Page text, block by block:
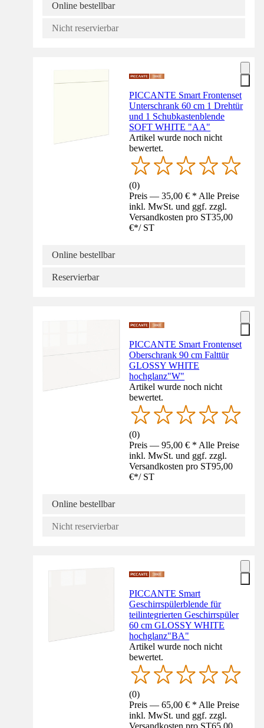
Online bestellbar
Nicht reservierbar
PICCANTE Smart Frontenset
Unterschrank 60 cm 1 Drehtür
und 1 Schubkastenblende
SOFT WHITE "AA"
Artikel wurde noch nicht
bewertet.
(0)
Preis — 35,00 € * Alle Preise
inkl. MwSt. und ggf. zzgl.
Versandkosten pro ST35,00
€*/ ST
Online bestellbar
Reservierbar
PICCANTE Smart Frontenset
Oberschrank 90 cm Falttür
GLOSSY WHITE
hochglanz"W"
Artikel wurde noch nicht
bewertet.
(0)
Preis — 95,00 € * Alle Preise
inkl. MwSt. und ggf. zzgl.
Versandkosten pro ST95,00
€*/ ST
Online bestellbar
Nicht reservierbar
PICCANTE Smart
Geschirrspülerblende für
teilintegrierten Geschirrspüler
60 cm GLOSSY WHITE
hochglanz"BA"
Artikel wurde noch nicht
bewertet.
(0)
Preis — 65,00 € * Alle Preise
inkl. MwSt. und ggf. zzgl.
Versandkosten pro ST65,00